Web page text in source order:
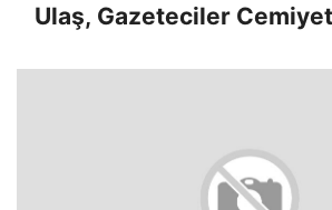
Ulaş, Gazeteciler